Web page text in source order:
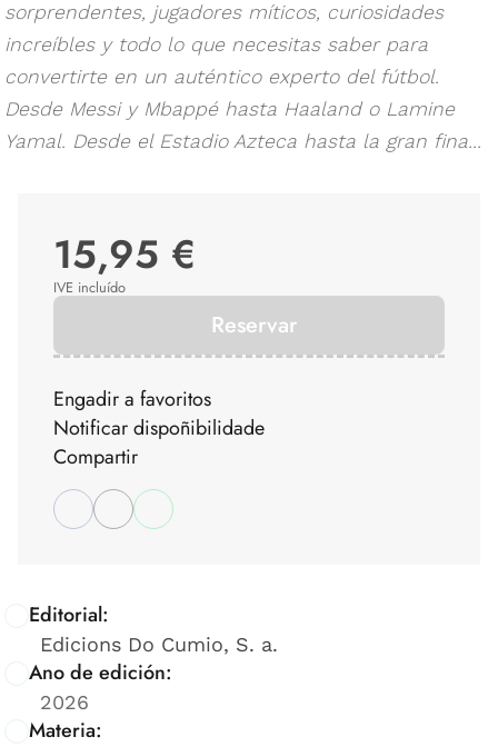
sorprendentes, jugadores míticos, curiosidades
increíbles y todo lo que necesitas saber para
convertirte en un auténtico experto del fútbol.
Desde Messi y Mbappé hasta Haaland o Lamine
Yamal. Desde el Estadio Azteca hasta la gran fina...
Editorial:
Edicions Do Cumio, S. a.
Ano de edición:
2026
Materia:
15,95 €
IVE incluído
Reservar
Engadir a favoritos
Notificar dispoñibilidade
Compartir